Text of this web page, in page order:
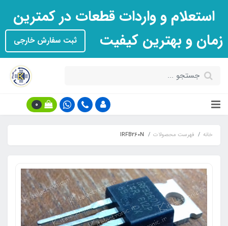
استعلام و واردات قطعات در کمترین
زمان و بهترین کیفیت
ثبت سفارش خارجی
0
خانه فهرست محصولات IRFB260N